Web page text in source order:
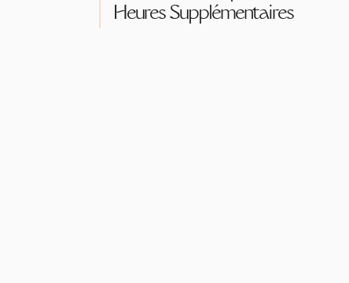
Heures Supplémentaires